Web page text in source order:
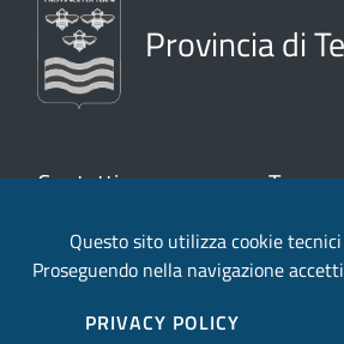
Provincia di
Contatti
Viale della Stazione 1,
05100 Terni TR
Telefono:+39 0744 4831
Questo sito utilizza cookie
Proseguendo nella navigazione
PRIVACY POLICY